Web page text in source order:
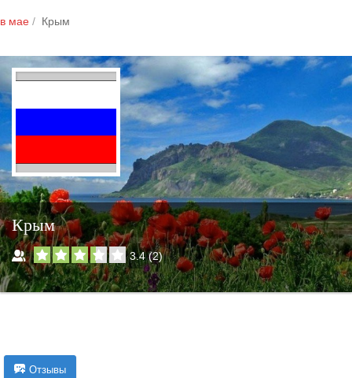
в мае Крым
Крым
3.4(2)
Отзывы